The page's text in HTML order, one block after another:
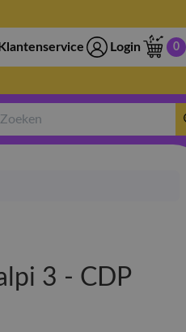
Klantenservice Login 0
3 - CDP